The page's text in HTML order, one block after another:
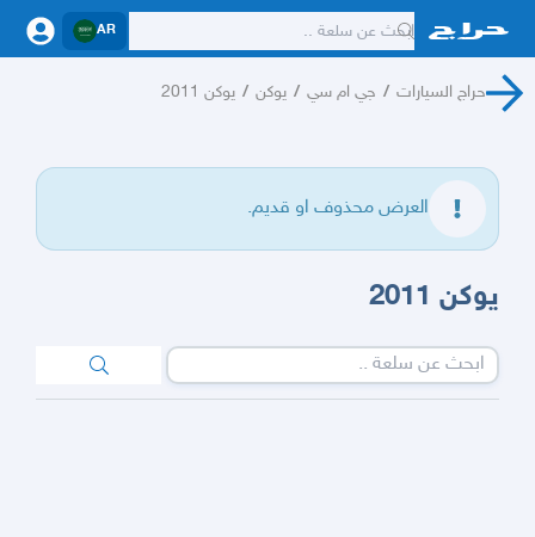
AR
حراج السيارات / جي ام سي / يوكن / يوكن 2011
العرض محذوف او قديم.
يوكن 2011